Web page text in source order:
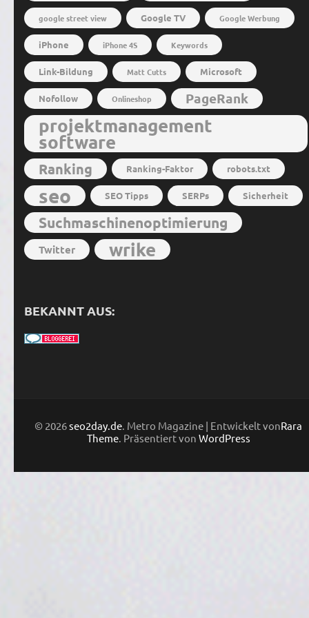
google street view Google TV Google Werbung
iPhone iPhone 4S Keywords
Link-Bildung Matt Cutts Microsoft
Nofollow Onlineshop PageRank
projektmanagement
software
Ranking Ranking-Faktor robots.txt
seo SEO Tipps SERPs Sicherheit
Suchmaschinenoptimierung
Twitter wrike
BEKANNT AUS:
© 2026seo2day.de. Metro Magazine | Entwickelt vonRara
Theme. Präsentiert von WordPress